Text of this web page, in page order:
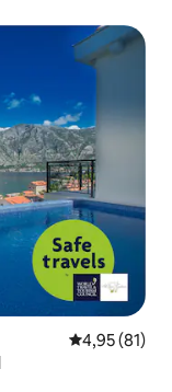
Gemiddelde
4,95 (81)